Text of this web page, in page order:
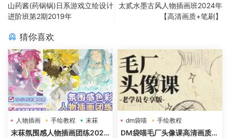
山药酱(药锅锅)日系游戏立绘设计
进阶班第2期2019年
太贰水墨古风人物插画班2024年
【高清画质+笔刷】
猜你喜欢
人物插画 手绘教程 末菻
末菻氛围感人物插画团练2025
dm袋喵
手绘教程
毛厂头像
DM袋喵毛厂头像课高清画质含